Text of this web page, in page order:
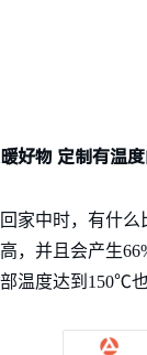
好物 定制有温
家中时，有什
，并且会产生
温度达到150℃